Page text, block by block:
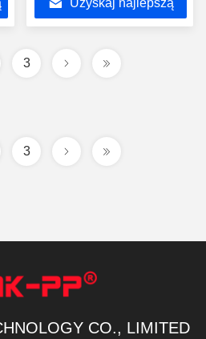
1840235-2Uzyskaj najlepszą
3
3
CO., LIMITED